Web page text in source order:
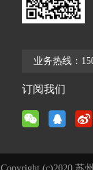
业务热线：
订阅我们